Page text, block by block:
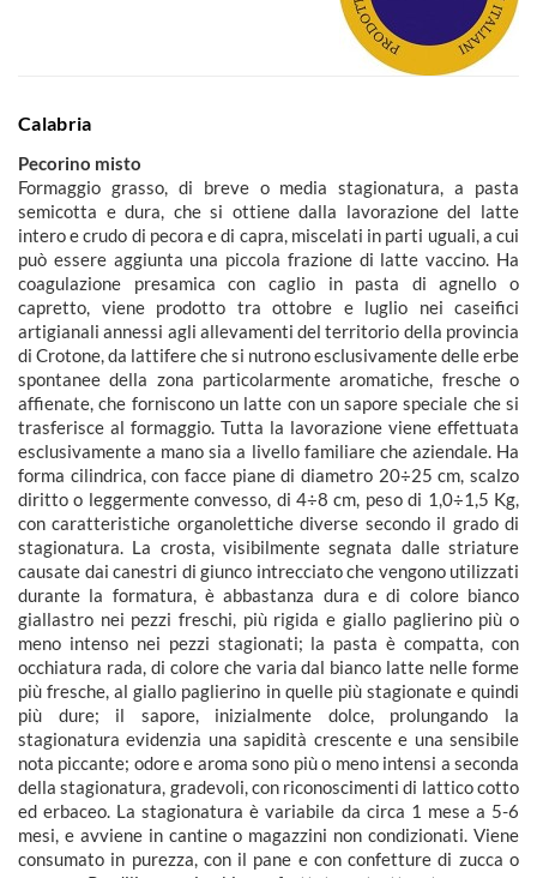
Calabria
Pecorino misto
Formaggio grasso, di breve o media stagionatura, a pasta
semicotta e dura, che si ottiene dalla lavorazione del latte
intero e crudo di pecora e di capra, miscelati in parti uguali, a cui
può essere aggiunta una piccola frazione di latte vaccino. Ha
coagulazione presamica con caglio in pasta di agnello o
capretto, viene prodotto tra ottobre e luglio nei caseifici
artigianali annessi agli allevamenti del territorio della provincia
di Crotone, da lattifere che si nutrono esclusivamente delle erbe
spontanee della zona particolarmente aromatiche, fresche o
affienate, che forniscono un latte con un sapore speciale che si
trasferisce al formaggio. Tutta la lavorazione viene effettuata
esclusivamente a mano sia a livello familiare che aziendale. Ha
forma cilindrica, con facce piane di diametro 20÷25 cm, scalzo
diritto o leggermente convesso, di 4÷8 cm, peso di 1,0÷1,5 Kg,
con caratteristiche organolettiche diverse secondo il grado di
stagionatura. La crosta, visibilmente segnata dalle striature
causate dai canestri di giunco intrecciato che vengono utilizzati
durante la formatura, è abbastanza dura e di colore bianco
giallastro nei pezzi freschi, più rigida e giallo paglierino più o
meno intenso nei pezzi stagionati; la pasta è compatta, con
occhiatura rada, di colore che varia dal bianco latte nelle forme
più fresche, al giallo paglierino in quelle più stagionate e quindi
più dure; il sapore, inizialmente dolce, prolungando la
stagionatura evidenzia una sapidità crescente e una sensibile
nota piccante; odore e aroma sono più o meno intensi a seconda
della stagionatura, gradevoli, con riconoscimenti di lattico cotto
ed erbaceo. La stagionatura è variabile da circa 1 mese a 5-6
mesi, e avviene in cantine o magazzini non condizionati. Viene
consumato in purezza, con il pane e con confetture di zucca o